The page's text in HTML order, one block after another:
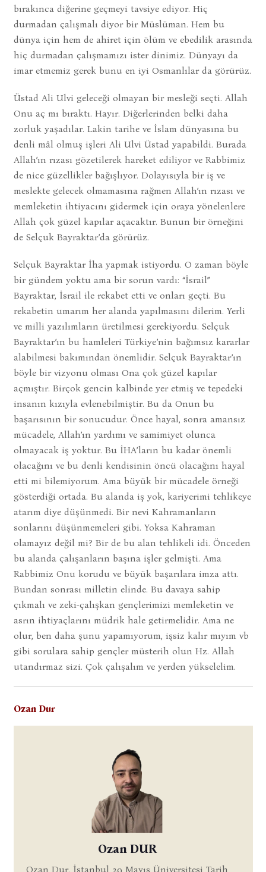
bırakınca diğerine geçmeyi tavsiye ediyor. Hiç
durmadan çalışmalı diyor bir Müslüman. Hem bu
dünya için hem de ahiret için ölüm ve ebedilik arasında
hiç durmadan çalışmamızı ister dinimiz. Dünyayı da
imar etmemiz gerek bunu en iyi Osmanlılar da görürüz.
Üstad Ali Ulvi geleceği olmayan bir mesleği seçti. Allah
Onu aç mı bıraktı. Hayır. Diğerlerinden belki daha
zorluk yaşadılar. Lakin tarihe ve İslam dünyasına bu
denli mâl olmuş işleri Ali Ulvi Üstad yapabildi. Burada
Allah’ın rızası gözetilerek hareket ediliyor ve Rabbimiz
de nice güzellikler bağışlıyor. Dolayısıyla bir iş ve
meslekte gelecek olmamasına rağmen Allah’ın rızası ve
memleketin ihtiyacını gidermek için oraya yönelenlere
Allah çok güzel kapılar açacaktır. Bunun bir örneğini
de Selçuk Bayraktar’da görürüz.
Selçuk Bayraktar İha yapmak istiyordu. O zaman böyle
bir gündem yoktu ama bir sorun vardı: “İsrail”
Bayraktar, İsrail ile rekabet etti ve onları geçti. Bu
rekabetin umarım her alanda yapılmasını dilerim. Yerli
ve milli yazılımların üretilmesi gerekiyordu. Selçuk
Bayraktar’ın bu hamleleri Türkiye’nin bağımsız kararlar
alabilmesi bakımından önemlidir. Selçuk Bayraktar’ın
böyle bir vizyonu olması Ona çok güzel kapılar
açmıştır. Birçok gencin kalbinde yer etmiş ve tepedeki
insanın kızıyla evlenebilmiştir. Bu da Onun bu
başarısının bir sonucudur. Önce hayal, sonra amansız
mücadele, Allah’ın yardımı ve samimiyet olunca
olmayacak iş yoktur. Bu İHA’ların bu kadar önemli
olacağını ve bu denli kendisinin öncü olacağını hayal
etti mi bilemiyorum. Ama büyük bir mücadele örneği
gösterdiği ortada. Bu alanda iş yok, kariyerimi tehlikeye
atarım diye düşünmedi. Bir nevi Kahramanların
sonlarını düşünmemeleri gibi. Yoksa Kahraman
olamayız değil mi? Bir de bu alan tehlikeli idi. Önceden
bu alanda çalışanların başına işler gelmişti. Ama
Rabbimiz Onu korudu ve büyük başarılara imza attı.
Bundan sonrası milletin elinde. Bu davaya sahip
çıkmalı ve zeki-çalışkan gençlerimizi memleketin ve
asrın ihtiyaçlarını müdrik hale getirmelidir. Ama ne
olur, ben daha şunu yapamıyorum, işsiz kalır mıyım vb
gibi sorulara sahip gençler müsterih olun Hz. Allah
utandırmaz sizi. Çok çalışalım ve yerden yükselelim.
Ozan Dur
Ozan DUR
Ozan Dur, İstanbul 29 Mayıs Üniversitesi Tarih